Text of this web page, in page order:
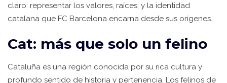
claro: representar los valores, raíces, y la identidad
catalana que FC Barcelona encarna desde sus orígenes.
Cat: más que solo un felino
Cataluña es una región conocida por su rica cultura y
profundo sentido de historia y pertenencia. Los felinos de